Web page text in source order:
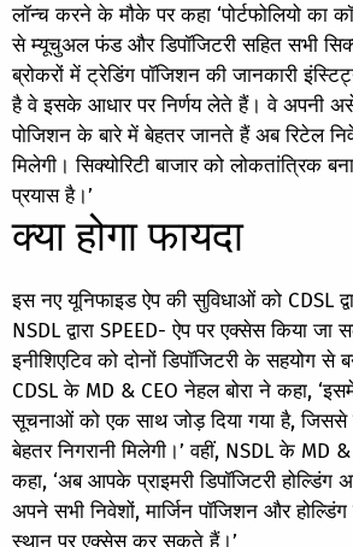
लॉन्च करने के मौके पर कहा ‘पोर्टफोलियो का
से म्यूचुअल फंड और डिपॉजिटरी सहित सभी
ब्रोकरों में ट्रेडिंग पॉजिशन की जानकारी
है वे इसके आधार पर निर्णय लेते हैं। वे अपनी
पोजिशन के बारे में बेहतर जानते हैं अब रिटेल
मिलेगी। सिक्योरिटी बाजार को लोकतांत्रिक
प्रयास है।’
क्या होगा फायदा
इस नए यूनिफाइड ऐप की सुविधाओं को CDSL
NSDL द्वारा SPEED- ऐप पर एक्सेस किया
इनीशिएटिव को दोनों डिपॉजिटरी के सहयोग से
CDSL के MD & CEO नेहल बोरा ने कहा, ‘इसमें
सूचनाओं को एक साथ जोड़ दिया गया है, जिससे
बेहतर निगरानी मिलेगी।’ वहीं, NSDL के MD
कहा, ‘अब आपके प्राइमरी डिपॉजिटरी
अपने सभी निवेशों, मार्जिन पॉजिशन और
स्थान पर एक्सेस कर सकते हैं।’